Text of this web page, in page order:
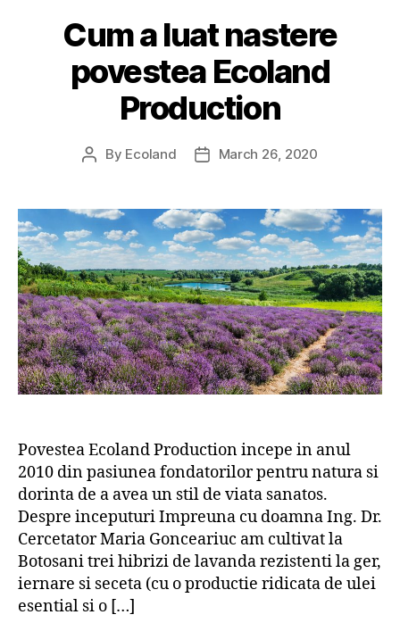
Cum a luat nastere
povestea Ecoland
Production
Post
By Ecoland
PostMarch 26, 2020
Povestea Ecoland Production incepe in anul
2010 din pasiunea fondatorilor pentru natura si
dorinta de a avea un stil de viata sanatos.
Despre inceputuri Impreuna cu doamna Ing. Dr.
Cercetator Maria Gonceariuc am cultivat la
Botosani trei hibrizi de lavanda rezistenti la ger,
iernare si seceta (cu o productie ridicata de ulei
esential si o […]